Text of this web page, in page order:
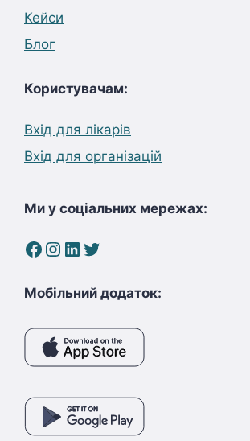
Кейси
Блог
Користувачам:
Вхід для лікарів
Вхід для організацій
Ми у соціальних мережах:
Facebook
Instagram
LinkedIn
Twitter
Мобільний додаток: